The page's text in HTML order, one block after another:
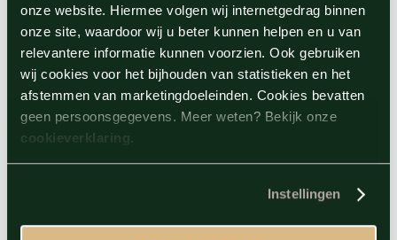
onze website. Hiermee volgen wij internetgedrag binnen
onze site, waardoor wij u beter kunnen helpen en u van
relevantere informatie kunnen voorzien. Ook gebruiken
wij cookies voor het bijhouden van statistieken en het
afstemmen van marketingdoeleinden. Cookies bevatten
geen persoonsgegevens. Meer weten? Bekijk onze
cookieverklaring.
Instellingen
veiligheid, om te weigeren alcohol te
schenken aan gasten wanneer ze dit niet
verantwoord achten.
Waardevolle voorwerpen kunnen
opgeborgen worden in de afsluitbare lockers.
aansprakelijk bij eventuele vermissing of